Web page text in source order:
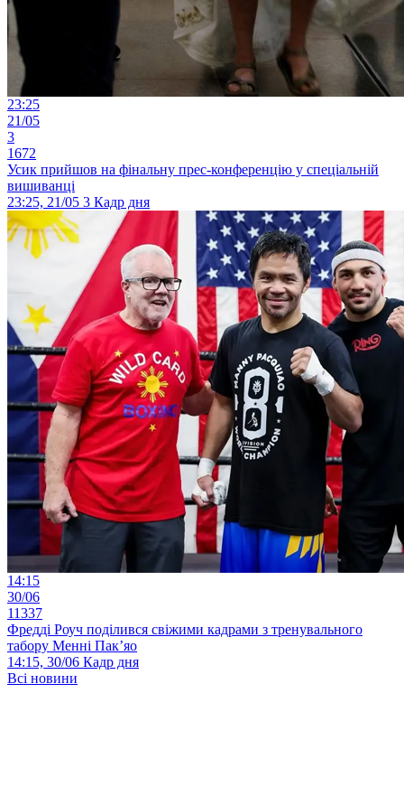
23:25
21/05
3
1672
Усик прийшов на фінальну прес-конференцію у спеціальній
вишиванці
23:25, 21/05 3 Кадр дня
14:15
30/06
11337
Фредді Роуч поділився свіжими кадрами з тренувального
табору Менні Пак’яо
14:15, 30/06 Кадр дня
Всі новини